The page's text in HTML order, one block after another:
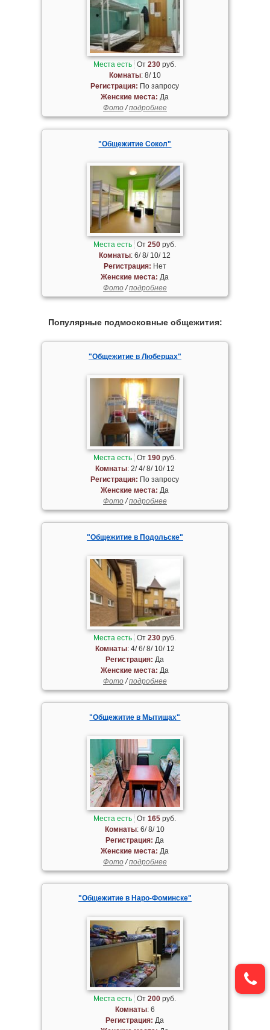
Места есть От230 руб.
Комнаты: 8/ 10
Регистрация: По запросу
Женские места: Да
Фото/подробнее
"Общежитие Сокол"
Места есть От250 руб.
Комнаты: 6/ 8/ 10/ 12
Регистрация: Нет
Женские места: Да
Фото/подробнее
Популярные подмосковные общежития:
"Общежитие в Люберцах"
Места есть От190 руб.
Комнаты: 2/ 4/ 8/ 10/ 12
Регистрация: По запросу
Женские места: Да
Фото/подробнее
"Общежитие в Подольске"
Места есть От230 руб.
Комнаты: 4/ 6/ 8/ 10/ 12
Регистрация: Да
Женские места: Да
Фото/подробнее
"Общежитие в Мытищах"
Места есть От165 руб.
Комнаты: 6/ 8/ 10
Регистрация: Да
Женские места: Да
Фото/подробнее
"Общежитие в Наро-Фоминске"
Места есть От200 руб.
Комнаты: 6
Регистрация: Да